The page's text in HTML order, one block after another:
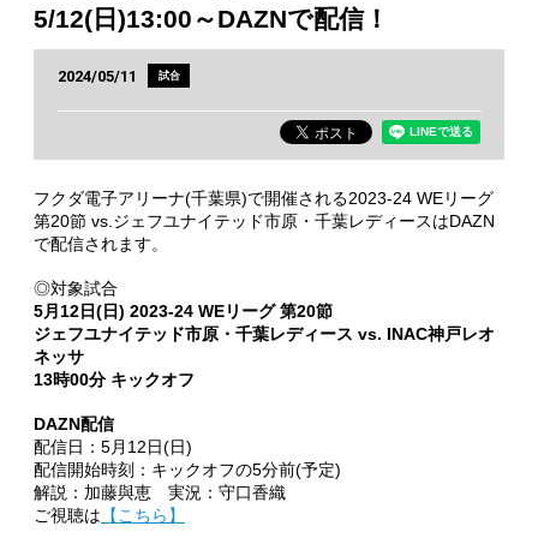
5/12(日)13:00～DAZNで配信！
2024/05/11 試合
フクダ電子アリーナ(千葉県)で開催される2023-24 WEリーグ
第20節 vs.ジェフユナイテッド市原・千葉レディースはDAZN
で配信されます。
◎対象試合
5月12日(日) 2023-24 WEリーグ 第20節
ジェフユナイテッド市原・千葉レディース vs. INAC神戸レオ
ネッサ
13時00分 キックオフ
DAZN配信
配信日：5月12日(日)
配信開始時刻：キックオフの5分前(予定)
解説：加藤與恵 実況：守口香織
ご視聴は 【こちら】